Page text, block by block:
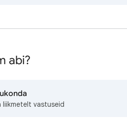
abi?
liikmetelt vastuseid